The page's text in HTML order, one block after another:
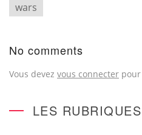
wars
No comments
Vous devez vous connecter
LES